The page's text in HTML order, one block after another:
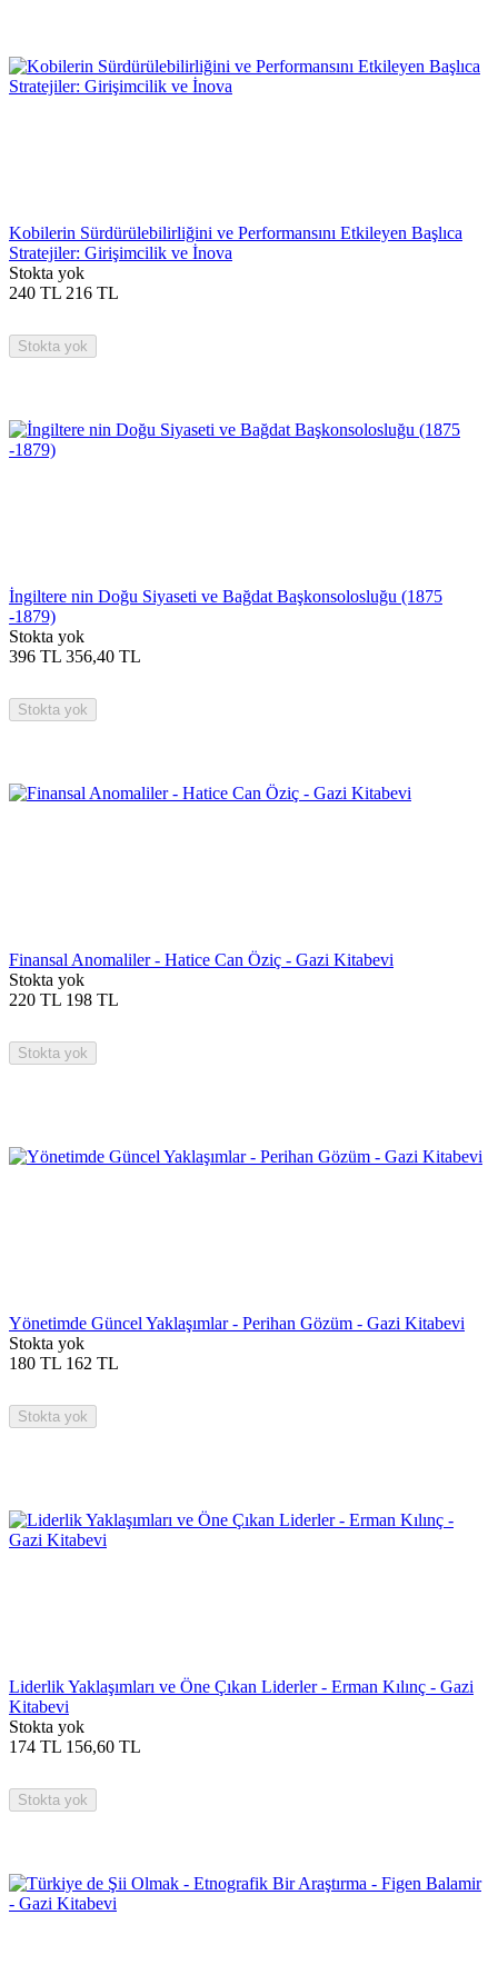
Kobilerin Sürdürülebilirliğini ve Performansını Etkileyen Başlıca
Stratejiler: Girişimcilik ve İnova
Stokta yok
240 TL 216 TL
Stokta yok
İngiltere nin Doğu Siyaseti ve Bağdat Başkonsolosluğu (1875
-1879)
Stokta yok
396 TL 356,40 TL
Stokta yok
Finansal Anomaliler - Hatice Can Öziç - Gazi Kitabevi
Stokta yok
220 TL 198 TL
Stokta yok
Yönetimde Güncel Yaklaşımlar - Perihan Gözüm - Gazi Kitabevi
Stokta yok
180 TL 162 TL
Stokta yok
Liderlik Yaklaşımları ve Öne Çıkan Liderler - Erman Kılınç - Gazi
Kitabevi
Stokta yok
174 TL 156,60 TL
Stokta yok